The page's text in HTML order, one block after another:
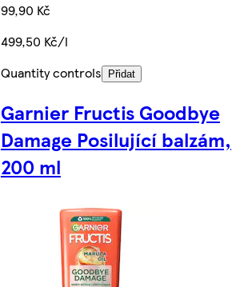
99,90 Kč
499,50 Kč/l
Quantity controls
Přidat
Garnier Fructis Goodbye
Damage Posilující balzám,
200 ml